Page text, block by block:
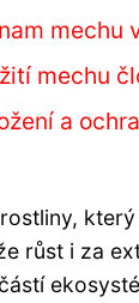
mechu
mechu
a
růst i za